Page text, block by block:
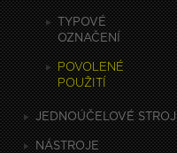
TYPOVÉ
OZNAČENÍ
POVOLENÉ
POUŽITÍ
JEDNOÚČELOVÉ
NÁSTROJE